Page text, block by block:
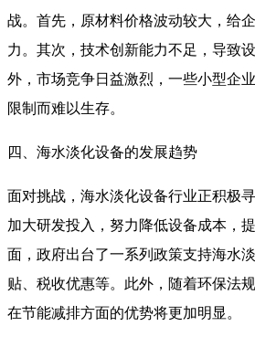
战。首先，原材料价格波动较大，给
力。其次，技术创新能力不足，导致
外，市场竞争日益激烈，一些小型企
限制而难以生存。
四、海水淡化设备的发展趋势
面对挑战，海水淡化设备行业正积极
加大研发投入，努力降低设备成本，
面，政府出台了一系列政策支持海水
贴、税收优惠等。此外，随着环保法
在节能减排方面的优势将更加明显。